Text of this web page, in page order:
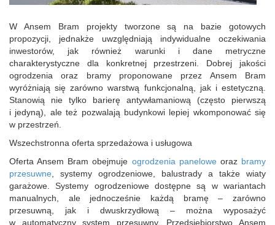
W Ansem Bram projekty tworzone są na bazie gotowych
propozycji, jednakże uwzględniają indywidualne oczekiwania
inwestorów, jak również warunki i dane metryczne
charakterystyczne dla konkretnej przestrzeni. Dobrej jakości
ogrodzenia oraz bramy proponowane przez Ansem Bram
wyróżniają się zarówno warstwą funkcjonalną, jak i estetyczną.
Stanowią nie tylko barierę antywłamaniową (często pierwszą
i jedyną), ale też pozwalają budynkowi lepiej wkomponować się
w przestrzeń.
Wszechstronna oferta sprzedażowa i usługowa
Oferta Ansem Bram obejmuje ogrodzenia panelowe oraz bramy
przesuwne, systemy ogrodzeniowe, balustrady a także wiaty
garażowe. Systemy ogrodzeniowe dostępne są w wariantach
manualnych, ale jednocześnie każdą bramę – zarówno
przesuwną, jak i dwuskrzydłową – można wyposażyć
w automatyczny system przesuwny. Przedsiębiorstwo Ansem